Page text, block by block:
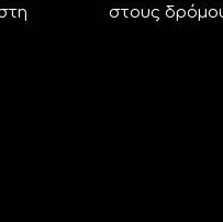
στους